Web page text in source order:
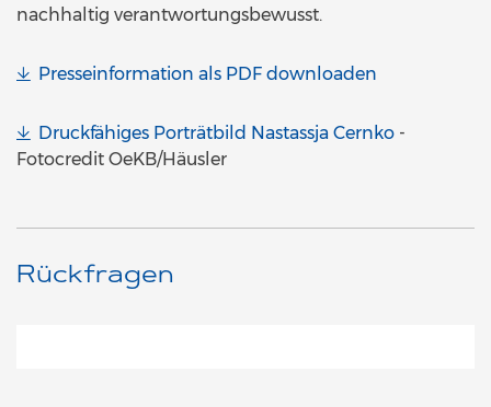
nachhaltig verantwortungsbewusst.
Presseinformation als PDF downloaden
Druckfähiges Porträtbild Nastassja Cernko -
Fotocredit OeKB/Häusler
Rückfragen